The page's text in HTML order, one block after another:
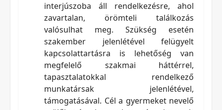
interjúszoba áll rendelkezésre, ahol
zavartalan, örömteli találkozás
valósulhat meg. Szükség esetén
szakember jelenlétével felügyelt
kapcsolattartásra is lehetőség van
megfelelő szakmai háttérrel,
tapasztalatokkal rendelkező
munkatársak jelenlétével,
támogatásával. Cél a gyermeket nevelő